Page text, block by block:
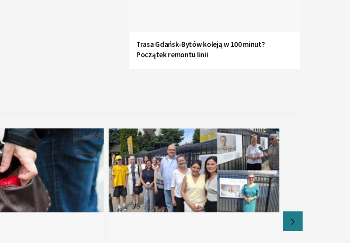
Trasa Gdańsk-Bytów koleją w 100 minut?
Początek remontu linii